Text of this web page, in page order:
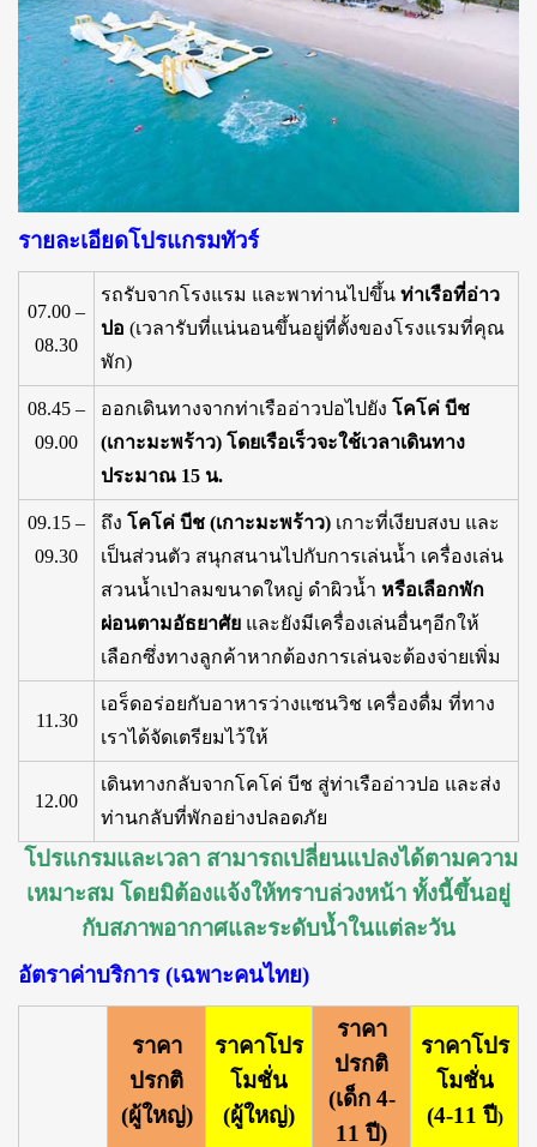
รายละเอียดโปรแกรมทัวร์
07.00 –
08.30
รถรับจากโรงแรม และพาท่านไปขึ้น ท่าเรือที่อ่าว
ปอ (เวลารับที่แน่นอนขึ้นอยู่ที่ตั้งของโรงแรมที่คุณ
พัก)
08.45 –
09.00
ออกเดินทางจากท่าเรืออ่าวปอไปยัง โคโค่ บีช
(เกาะมะพร้าว) โดยเรือเร็วจะใช้เวลาเดินทาง
ประมาณ 15 น.
09.15 –
09.30
ถึง โคโค่ บีช (เกาะมะพร้าว) เกาะที่เงียบสงบ และ
เป็นส่วนตัว สนุกสนานไปกับการเล่นน้ำ เครื่องเล่น
สวนน้ำเป่าลมขนาดใหญ่ ดำผิวน้ำ หรือเลือกพัก
ผ่อนตามอัธยาศัย และยังมีเครื่องเล่นอื่นๆอีกให้
เลือกซึ่งทางลูกค้าหากต้องการเล่นจะต้องจ่ายเพิ่ม
11.30
เอร็ดอร่อยกับอาหารว่างแซนวิช เครื่องดื่ม ที่ทาง
เราได้จัดเตรียมไว้ให้
12.00
เดินทางกลับจากโคโค่ บีช สู่ท่าเรืออ่าวปอ และส่ง
ท่านกลับที่พักอย่างปลอดภัย
โปรแกรมและเวลา สามารถเปลี่ยนแปลงได้ตามความ
เหมาะสม โดยมิต้องแจ้งให้ทราบล่วงหน้า ทั้งนี้ขึ้นอยู่
กับสภาพอากาศและระดับน้ำในแต่ละวัน
อัตราค่าบริการ (เฉพาะคนไทย)
ราคา
ปรกติ
(ผู้ใหญ่)
ราคาโปร
โมชั่น
(ผู้ใหญ่)
ราคา
ปรกติ
(เด็ก 4-
11 ปี)
ราคาโปร
โมชั่น
(4-11 ปี)